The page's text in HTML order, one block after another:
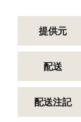
提供元
配送
配送注記